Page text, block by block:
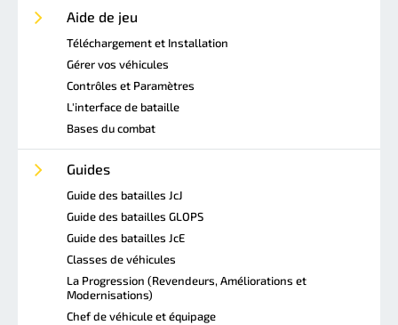
Aide de jeu
Téléchargement et Installation
Gérer vos véhicules
Contrôles et Paramètres
L'interface de bataille
Bases du combat
Guides
Guide des batailles JcJ
Guide des batailles GLOPS
Guide des batailles JcE
Classes de véhicules
La Progression (Revendeurs, Améliorations et
Modernisations)
Chef de véhicule et équipage